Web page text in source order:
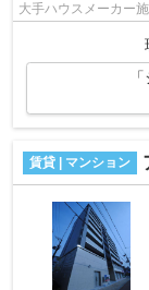
大手ハウスメーカー
賃貸 | マンション